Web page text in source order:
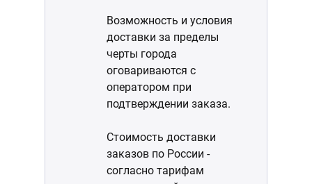
Возможность и условия
доставки за пределы
черты города
оговариваются с
оператором при
подтверждении заказа.
Стоимость доставки
заказов по России -
согласно тарифам